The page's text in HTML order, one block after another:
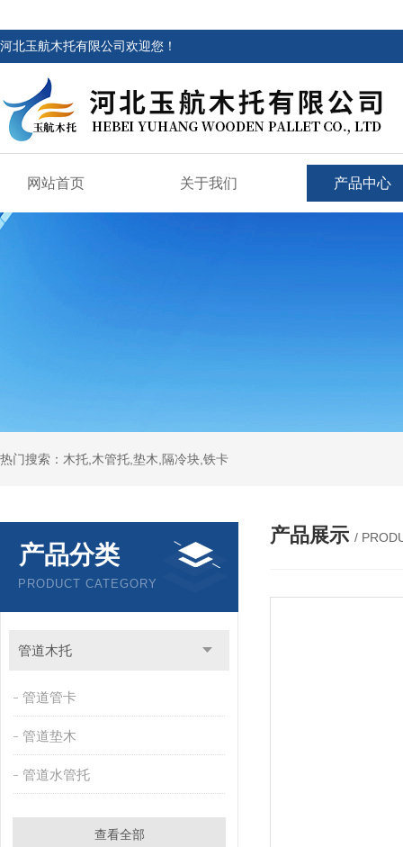
河北玉航木托有限公司欢迎您！
网站首页 关于我们 产品中心
热门搜索：木托,木管托,垫木,隔冷块,铁卡
产品分类
PRODUCT CATEGORY
管道木托
管道管卡
管道垫木
管道水管托
查看全部
产品展示 /